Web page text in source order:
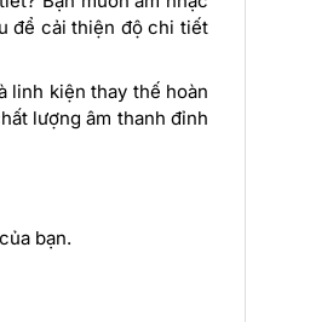
để cải thiện độ chi tiết
linh kiện thay thế hoàn
lượng âm thanh đỉnh
bạn.